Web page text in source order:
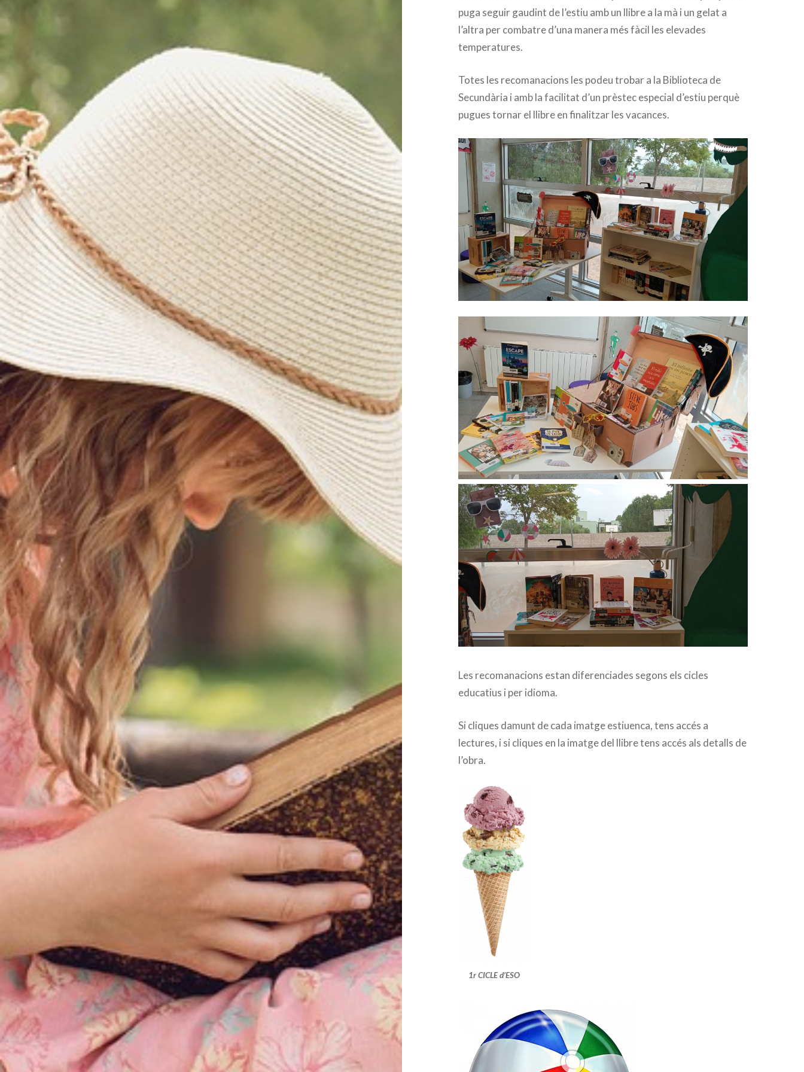
puga seguir gaudint de l’estiu amb un llibre a la mà i un gelat a
l’altra per combatre d’una manera més fàcil les elevades
temperatures.
Totes les recomanacions les podeu trobar a la Biblioteca de
Secundària i amb la facilitat d’un prèstec especial d’estiu perquè
pugues tornar el llibre en finalitzar les vacances.
Les recomanacions estan diferenciades segons els cicles
educatius i per idioma.
Si cliques damunt de cada imatge estiuenca, tens accés a
lectures, i si cliques en la imatge del llibre tens accés als detalls de
l’obra.
1r CICLE d’ESO